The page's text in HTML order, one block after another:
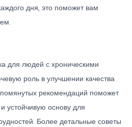
дня, это поможет вам
для людей с хроническими
роль в улучшении качества
рекомендаций поможет
устойчивую основу для
Более детальные советы